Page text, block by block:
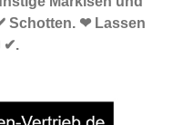
Schotten. ❤ Lassen
✔.